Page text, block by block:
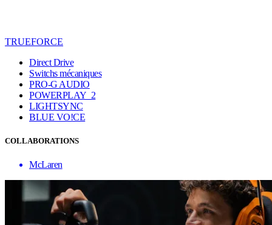
TRUEFORCE
Direct Drive
Switchs mécaniques
PRO-G AUDIO
POWERPLAY 2
LIGHTSYNC
BLUE VO!CE
COLLABORATIONS
McLaren